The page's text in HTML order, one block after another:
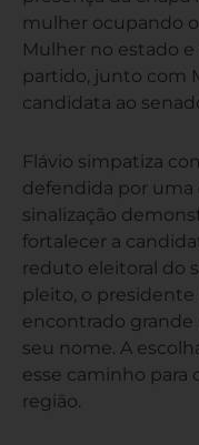
mulher ocupando
Mulher no estado
partido, junto com
candidata ao
Flávio simpatiza
defendida por
sinalização
fortalecer a
reduto eleitoral do
pleito, o presidente
encontrado grande
seu nome. A
esse caminho para
região.